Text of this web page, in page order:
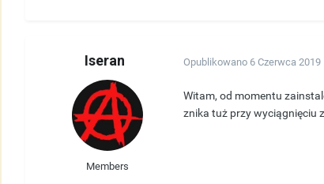
Iseran
Members
Opublikowano 6 Czerwca 2019
Witam, od momentu
znika tuż przy wyciągnięciu